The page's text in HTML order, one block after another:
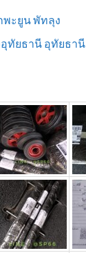
พะยูน พัทลุง
ทัยธานี อุทัยธานี